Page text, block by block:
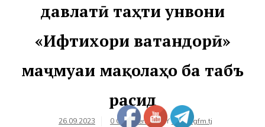
давлатӣ таҳти унвони
«Ифтихори ватандорӣ»
маҷмуаи мақолаҳо ба табъ
расид
26.09.2023 0 Comments BYfarhangfm.tj